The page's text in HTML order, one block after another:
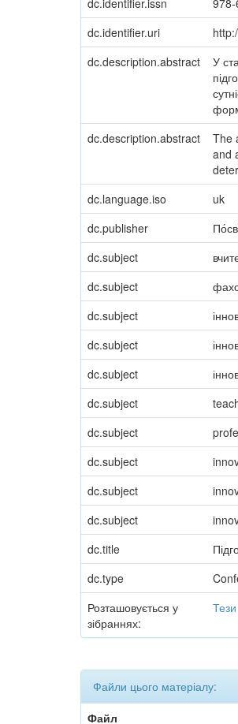
dc.identifier.issn
dc.identifier.uri
dc.description.abstract
У
dc.description.abstract
The
and
dc.language.iso uk
dc.publisher
dc.subject
dc.subject
dc.subject
dc.subject
dc.subject
dc.subject
dc.subject
dc.subject
dc.subject
dc.subject
dc.title
dc.type
Розташовується у
зібраннях:
Файли цього матеріалу:
Файл